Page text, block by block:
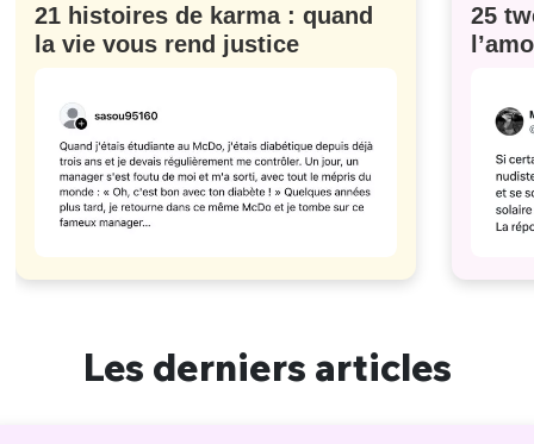
21 histoires de karma : quand
la vie vous rend justice
25
Les derniers articles